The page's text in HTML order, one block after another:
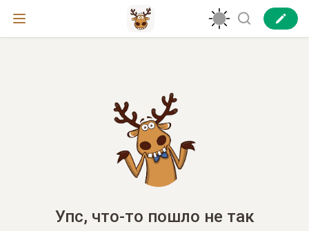
Упс, что-то пошло не так